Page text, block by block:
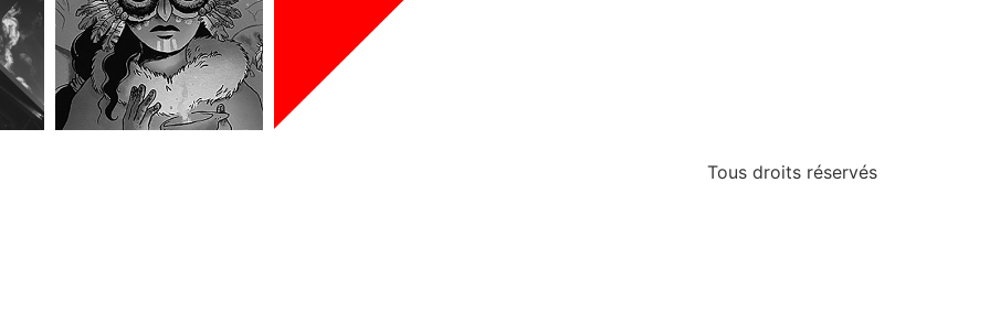
Tous droits réservés